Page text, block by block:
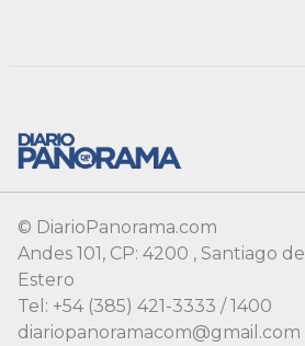
© DiarioPanorama.com
Andes 101, CP: 4200 , Santiago del
Estero
Tel: +54 (385) 421-3333 / 1400
diariopanoramacom@gmail.com